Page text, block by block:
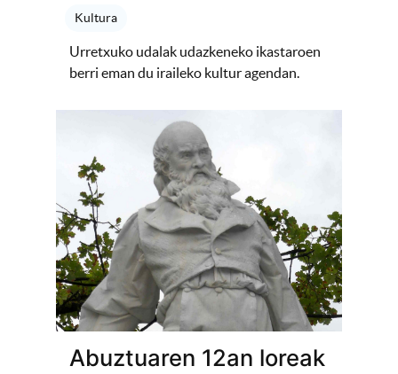
Kultura
Urretxuko udalak udazkeneko ikastaroen
berri eman du iraileko kultur agendan.
Abuztuaren 12an loreak